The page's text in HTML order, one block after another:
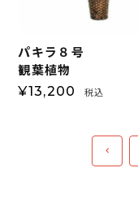
パキラ８号
観葉植物
¥13,200 税込